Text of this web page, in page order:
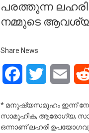
പരത്തുന്ന
നമ്മുടെ
Share News
FacebookTwitter Email
* മനുഷ്യസമൂഹം ഇന്ന്
സാമൂഹിക, ആരോഗ്യ,
ഒന്നാണ് ലഹരി